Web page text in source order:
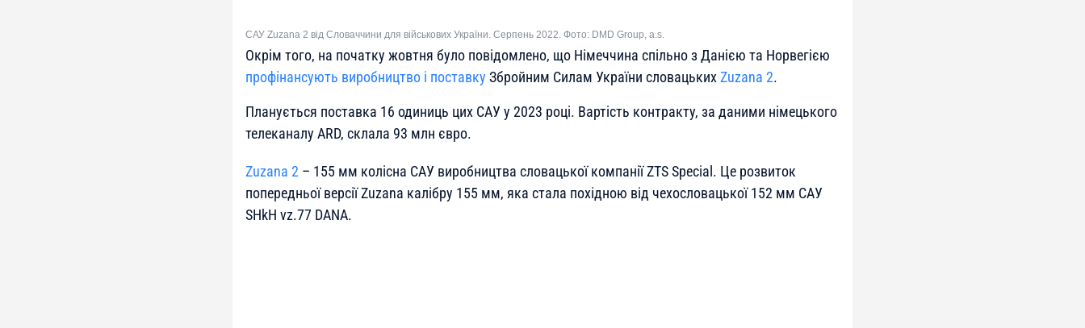
САУ Zuzana 2 від Словаччини для військових України. Серпень 2022. Фото: DMD Group, a.s.
Окрім того, на початку жовтня було повідомлено, що Німеччина спільно з Данією та Норвегією
профінансують виробництво і поставку Збройним Силам України словацькихZuzana 2.
Планується поставка 16 одиниць цих САУ у 2023 році. Вартість контракту, за даними німецького
телеканалу ARD, склала 93 млн євро.
Zuzana 2 – 155 мм колісна САУ виробництва словацької компанії ZTS Special. Це розвиток
попередньої версії Zuzana калібру 155 мм, яка стала похідною від чехословацької 152 мм САУ
SHkH vz.77 DANA.